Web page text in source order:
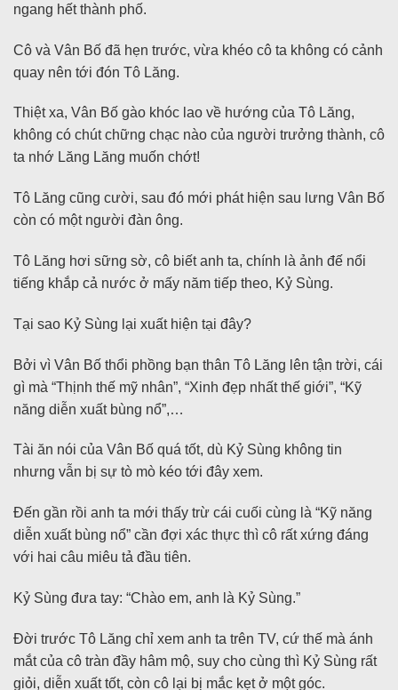
ngang hết thành phố.
Cô và Vân Bố đã hẹn trước, vừa khéo cô ta không có cảnh
quay nên tới đón Tô Lăng.
Thiệt xa, Vân Bố gào khóc lao về hướng của Tô Lăng,
không có chút chững chạc nào của người trưởng thành, cô
ta nhớ Lăng Lăng muốn chớt!
Tô Lăng cũng cười, sau đó mới phát hiện sau lưng Vân Bố
còn có một người đàn ông.
Tô Lăng hơi sững sờ, cô biết anh ta, chính là ảnh đế nổi
tiếng khắp cả nước ở mấy năm tiếp theo, Kỷ Sùng.
Tại sao Kỷ Sùng lại xuất hiện tại đây?
Bởi vì Vân Bố thổi phồng bạn thân Tô Lăng lên tận trời, cái
gì mà “Thịnh thế mỹ nhân”, “Xinh đẹp nhất thế giới”, “Kỹ
năng diễn xuất bùng nổ”,…
Tài ăn nói của Vân Bố quá tốt, dù Kỷ Sùng không tin
nhưng vẫn bị sự tò mò kéo tới đây xem.
Đến gần rồi anh ta mới thấy trừ cái cuối cùng là “Kỹ năng
diễn xuất bùng nổ” cần đợi xác thực thì cô rất xứng đáng
với hai câu miêu tả đầu tiên.
Kỷ Sùng đưa tay: “Chào em, anh là Kỷ Sùng.”
Đời trước Tô Lăng chỉ xem anh ta trên TV, cứ thế mà ánh
mắt của cô tràn đầy hâm mộ, suy cho cùng thì Kỷ Sùng rất
giỏi, diễn xuất tốt, còn cô lại bị mắc kẹt ở một góc.